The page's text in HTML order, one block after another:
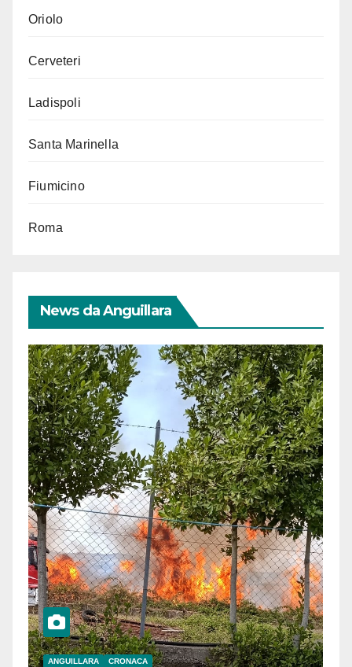
Oriolo
Cerveteri
Ladispoli
Santa Marinella
Fiumicino
Roma
News da Anguillara
ANGUILLARA CRONACA